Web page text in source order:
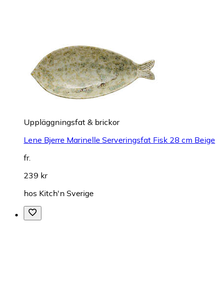
Uppläggningsfat & brickor
Lene Bjerre Marinelle Serveringsfat Fisk 28 cm Beige
fr.
239 kr
hos Kitch'n Sverige